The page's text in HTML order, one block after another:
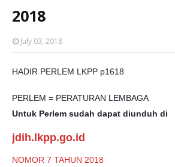
2018
July 03, 2018
HADIR PERLEM LKPP p1618
PERLEM = PERATURAN LEMBAGA
Untuk Perlem sudah dapat diunduh di
jdih.lkpp.go.id
NOMOR 7 TAHUN 2018